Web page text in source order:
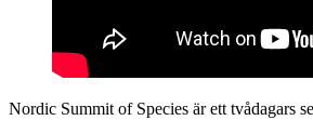
Nordic Summit of Species är ett tvådagars